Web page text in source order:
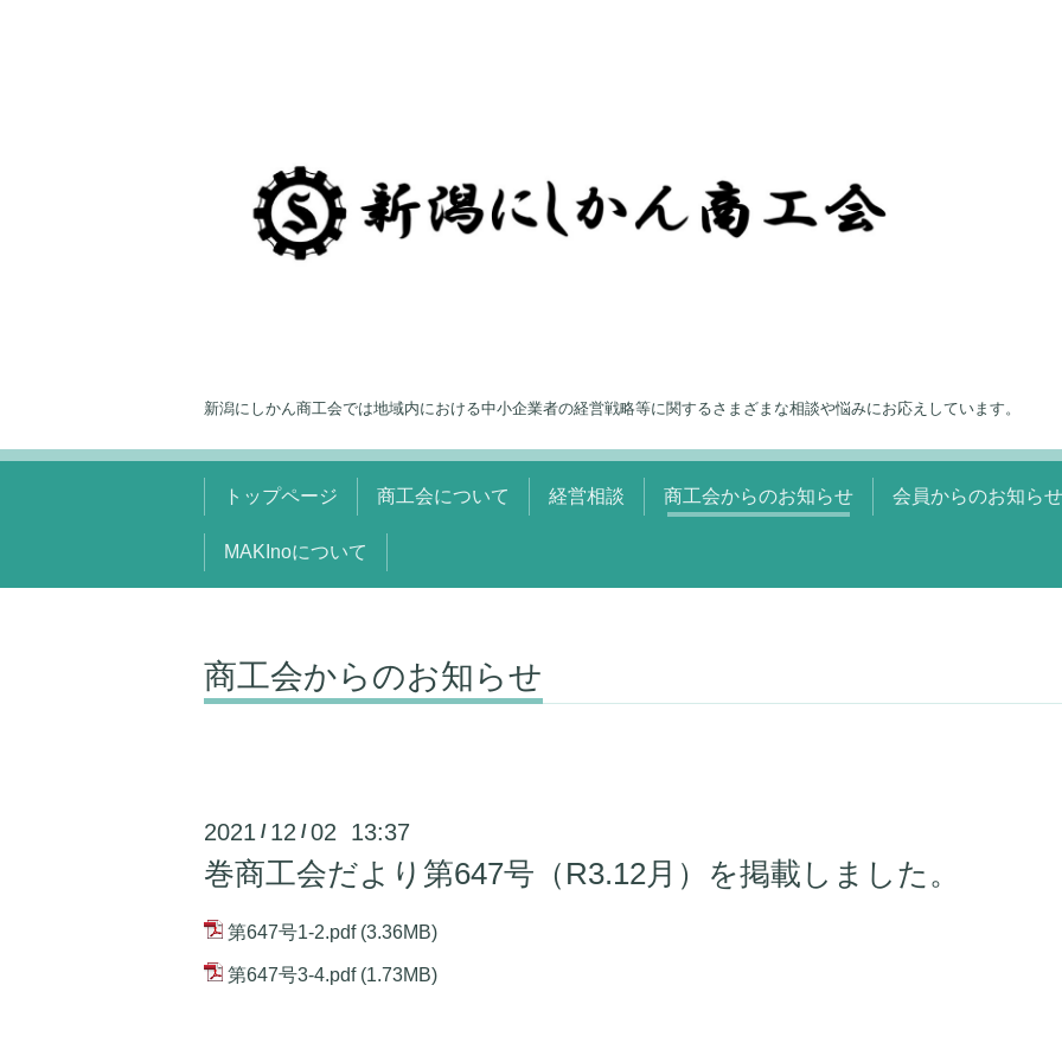
新潟にしかん商工会では地域内における中小企業者の経営戦略等に関するさまざまな相談や悩みにお応えしています。
トップページ 商工会について 経営相談 商工会からのお知らせ 会員からのお知らせ
MAKInoについて
商工会からのお知らせ
2021 / 12 /02 13:37
巻商工会だより第647号（R3.12月）を掲載しました。
第647号1-2.pdf (3.36MB)
第647号3-4.pdf (1.73MB)